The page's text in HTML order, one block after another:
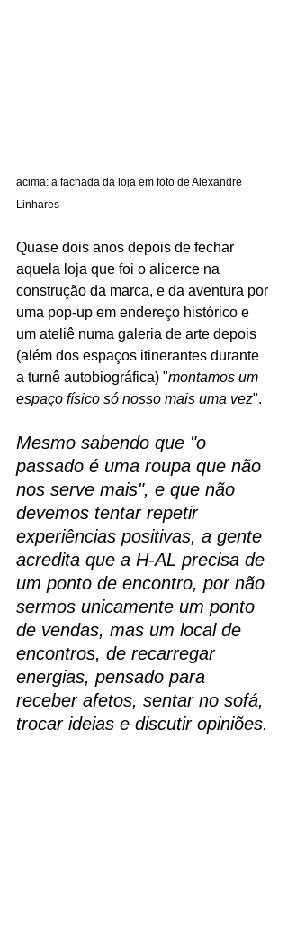
acima: a fachada da loja em foto de Alexandre
Linhares
Quase dois anos depois de fechar
aquela loja que foi o alicerce na
construção da marca, e da aventura por
uma pop-up em endereço histórico e
um ateliê numa galeria de arte depois
(além dos espaços itinerantes durante
a turnê autobiográfica) "montamos um
espaço físico só nosso mais uma vez".
Mesmo sabendo que "o
passado é uma roupa que não
nos serve mais", e que não
devemos tentar repetir
experiências positivas, a gente
acredita que a H-AL precisa de
um ponto de encontro, por não
sermos unicamente um ponto
de vendas, mas um local de
encontros, de recarregar
energias, pensado para
receber afetos, sentar no sofá,
trocar ideias e discutir opiniões.